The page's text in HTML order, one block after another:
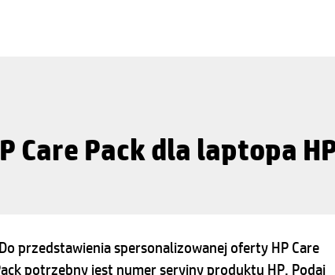
Care Pack dla laptopa
Do przedstawienia spersonalizowanej oferty HP Care
potrzebny jest numer seryjny produktu HP. Podaj